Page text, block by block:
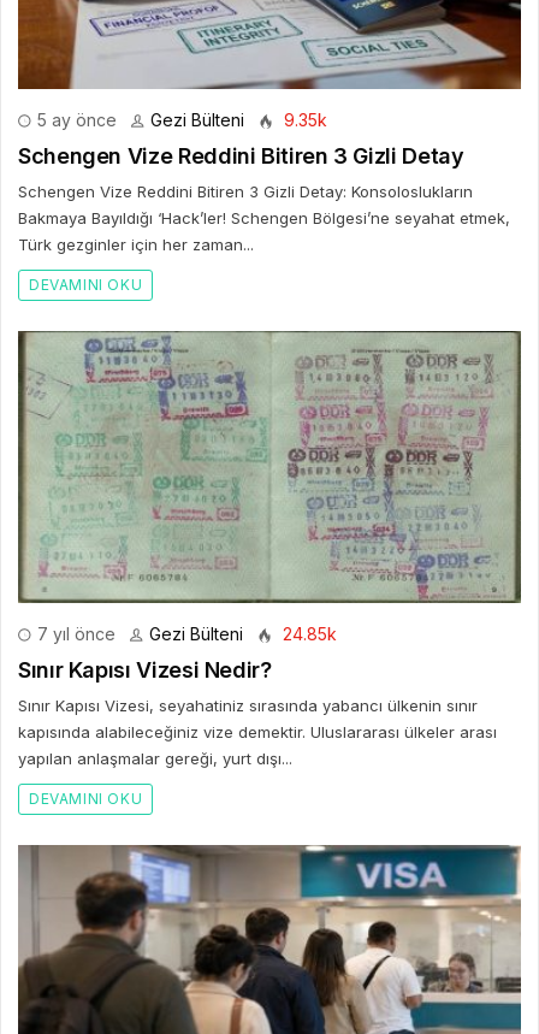
5 ay önce Gezi Bülteni 9.35k
Schengen Vize Reddini Bitiren 3 Gizli Detay
Schengen Vize Reddini Bitiren 3 Gizli Detay: Konsoloslukların
Bakmaya Bayıldığı ‘Hack’ler! Schengen Bölgesi’ne seyahat etmek,
Türk gezginler için her zaman...
DEVAMINI OKU
7 yıl önce Gezi Bülteni 24.85k
Sınır Kapısı Vizesi Nedir?
Sınır Kapısı Vizesi, seyahatiniz sırasında yabancı ülkenin sınır
kapısında alabileceğiniz vize demektir. Uluslararası ülkeler arası
yapılan anlaşmalar gereği, yurt dışı...
DEVAMINI OKU